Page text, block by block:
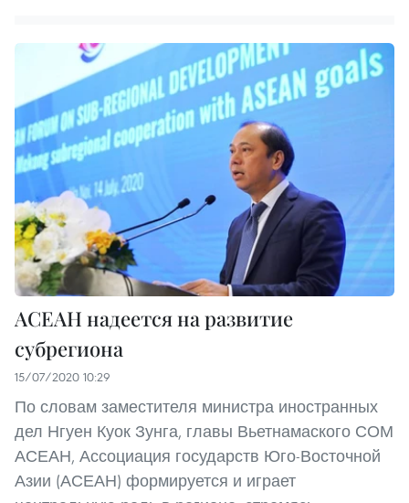
АСЕАН надеется на развитие
субрегиона
15/07/2020 10:29
По словам заместителя министра иностранных
дел Нгуен Куок Зунга, главы Вьетнамаского СОМ
АСЕАН, Ассоциация государств Юго-Восточной
Азии (АСЕАН) формируется и играет